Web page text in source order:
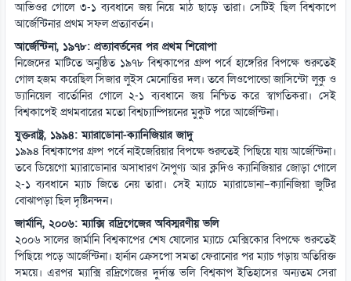
আভিওর গোলে ৩-১ ব্যবধানে জয় নিয়ে মাঠ ছাড়ে তারা। সেটিই ছিল বিশ্বকাপে
আর্জেন্টিনার প্রথম সফল প্রত্যাবর্তন।
আর্জেন্টিনা, ১৯৭৮: প্রত্যাবর্তনের পর প্রথম শিরোপা
নিজেদের মাটিতে অনুষ্ঠিত ১৯৭৮ বিশ্বকাপের গ্রুপ পর্বে হাঙ্গেরির বিপক্ষে শুরুতেই
গোল হজম করেছিল সিজার লুইস মেনোত্তির দল। তবে লিওপোল্ডো জাসিন্টো লুকু ও
ড্যানিয়েল বার্তোনির গোলে ২-১ ব্যবধানে জয় নিশ্চিত করে স্বাগতিকরা। সেই
বিশ্বকাপেই প্রথমবারের মতো বিশ্বচ্যাম্পিয়নের মুকুট পরে আর্জেন্টিনা।
যুক্তরাষ্ট্র, ১৯৯৪: ম্যারাডোনা-ক্যানিজিয়ার জাদু
১৯৯৪ বিশ্বকাপের গ্রুপ পর্বে নাইজেরিয়ার বিপক্ষে শুরুতেই পিছিয়ে যায় আর্জেন্টিনা।
তবে ডিয়েগো ম্যারাডোনার অসাধারণ নৈপুণ্য আর ক্লদিও ক্যানিজিয়ার জোড়া গোলে
২-১ ব্যবধানে ম্যাচ জিতে নেয় তারা। সেই ম্যাচে ম্যারাডোনা–ক্যানিজিয়া জুটির
বোঝাপড়া ছিল দৃষ্টিনন্দন।
জার্মানি, ২০০৬: ম্যাক্সি রদ্রিগেজের অবিস্মরণীয় ভলি
২০০৬ সালের জার্মানি বিশ্বকাপের শেষ ষোলোর ম্যাচে মেক্সিকোর বিপক্ষে শুরুতেই
পিছিয়ে পড়ে আর্জেন্টিনা। হার্নান ক্রেসপো সমতা ফেরানোর পর ম্যাচ গড়ায় অতিরিক্ত
সময়ে। এরপর ম্যাক্সি রদ্রিগেজের দুর্দান্ত ভলি বিশ্বকাপ ইতিহাসের অন্যতম সেরা